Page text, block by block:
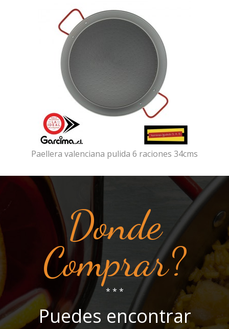
Paellera valenciana pulida 6 raciones 34cms
Donde
Comprar?
* * *
Puedes encontrar